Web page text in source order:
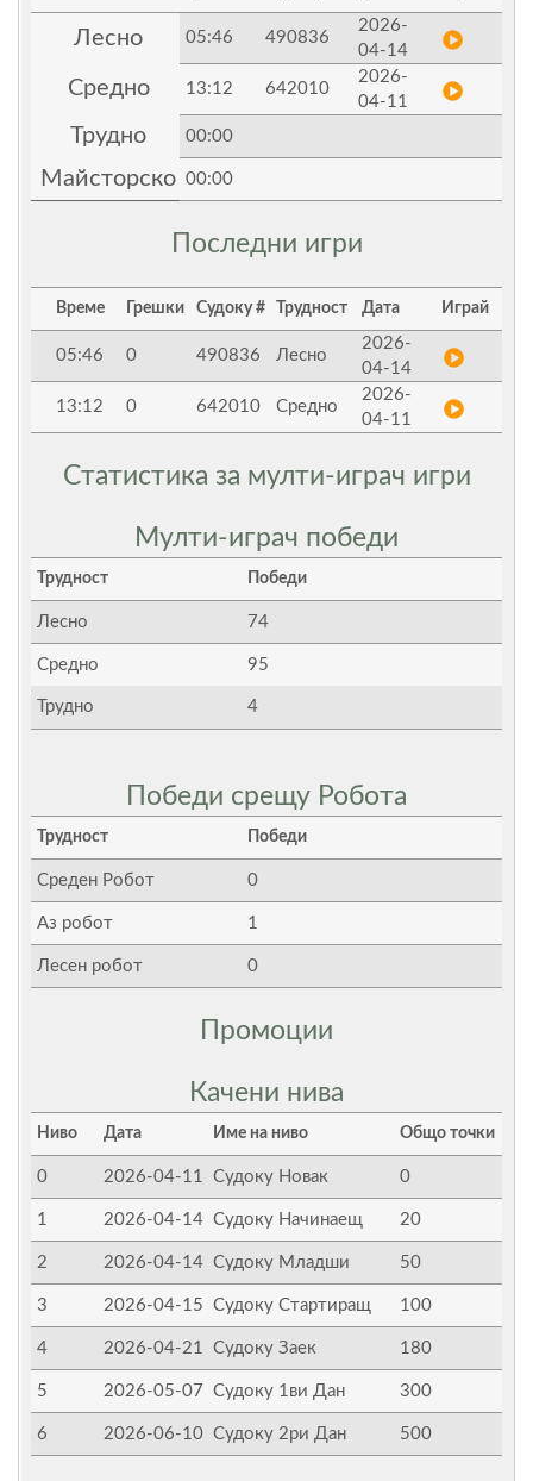
Лесно 05:46 490836
2026-
04-14
Средно 13:12 642010
2026-
04-11
Трудно 00:00
Майсторско 00:00
Последни игри
Време Грешки Судоку # Трудност Дата Играй
05:46 0 490836 Лесно
2026-
04-14
13:12 0 642010 Средно
2026-
04-11
Статистика за мулти-играч игри
Мулти-играч победи
Трудност Победи
Лесно 74
Средно 95
Трудно 4
Победи срещу Робота
Трудност Победи
Среден Робот 0
Аз робот 1
Лесен робот 0
Промоции
Качени нива
Ниво Дата Име на ниво Общо точки
0 2026-04-11 Судоку Новак 0
1 2026-04-14 Судоку Начинаещ 20
2 2026-04-14 Судоку Младши 50
3 2026-04-15 Судоку Стартиращ 100
4 2026-04-21 Судоку Заек 180
5 2026-05-07 Судоку 1ви Дан 300
6 2026-06-10 Судоку 2ри Дан 500